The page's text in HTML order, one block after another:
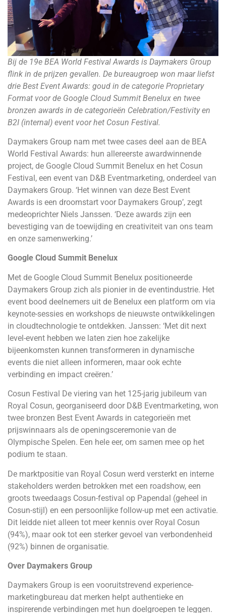
Bij de 19e BEA World Festival Awards is Daymakers Group
flink in de prijzen gevallen. De bureaugroep won maar liefst
drie Best Event Awards: goud in de categorie Proprietary
Format voor de Google Cloud Summit Benelux en twee
bronzen awards in de categorieën Celebration/Festivity en
B2I (internal) event voor het Cosun Festival.
Daymakers Group nam met twee cases deel aan de BEA
World Festival Awards: hun allereerste awardwinnende
project, de Google Cloud Summit Benelux en het Cosun
Festival, een event van D&B Eventmarketing, onderdeel van
Daymakers Group. ‘Het winnen van deze Best Event
Awards is een droomstart voor Daymakers Group’, zegt
medeoprichter Niels Janssen. ‘Deze awards zijn een
bevestiging van de toewijding en creativiteit van ons team
en onze samenwerking.’
Google Cloud Summit Benelux
Met de Google Cloud Summit Benelux positioneerde
Daymakers Group zich als pionier in de eventindustrie. Het
event bood deelnemers uit de Benelux een platform om via
keynote-sessies en workshops de nieuwste ontwikkelingen
in cloudtechnologie te ontdekken. Janssen: ‘Met dit next
level-event hebben we laten zien hoe zakelijke
bijeenkomsten kunnen transformeren in dynamische
events die niet alleen informeren, maar ook echte
verbinding en impact creëren.’
Cosun Festival De viering van het 125-jarig jubileum van
Royal Cosun, georganiseerd door D&B Eventmarketing, won
twee bronzen Best Event Awards in categorieën met
prijswinnaars als de openingsceremonie van de
Olympische Spelen. Een hele eer, om samen mee op het
podium te staan.
De marktpositie van Royal Cosun werd versterkt en interne
stakeholders werden betrokken met een roadshow, een
groots tweedaags Cosun-festival op Papendal (geheel in
Cosun-stijl) en een persoonlijke follow-up met een activatie.
Dit leidde niet alleen tot meer kennis over Royal Cosun
(94%), maar ook tot een sterker gevoel van verbondenheid
(92%) binnen de organisatie.
Over Daymakers Group
Daymakers Group is een vooruitstrevend experience-
marketingbureau dat merken helpt authentieke en
inspirerende verbindingen met hun doelgroepen te leggen.